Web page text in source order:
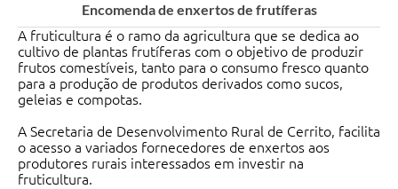
Encomenda de enxertos de frutíferas
A fruticultura é o ramo da agricultura que se dedica ao
cultivo de plantas frutíferas com o objetivo de produzir
frutos comestíveis, tanto para o consumo fresco quanto
para a produção de produtos derivados como sucos,
geleias e compotas.
A Secretaria de Desenvolvimento Rural de Cerrito, facilita
o acesso a variados fornecedores de enxertos aos
produtores rurais interessados em investir na
fruticultura.